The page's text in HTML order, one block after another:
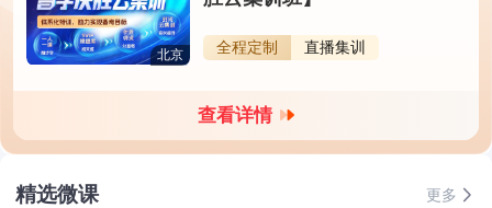
北京 全程定制 直播集训
查看详情
精选微课 更多